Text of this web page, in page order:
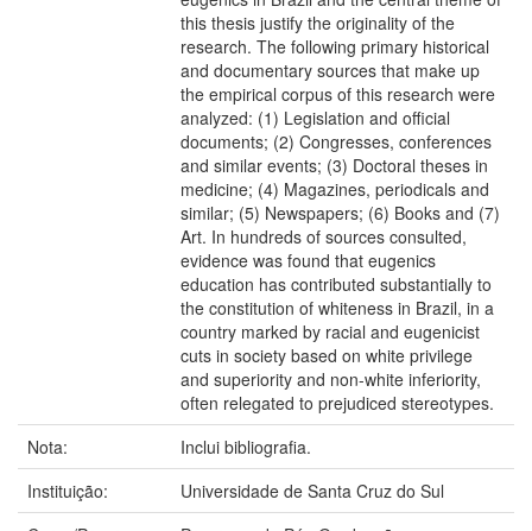
this thesis justify the originality of the
research. The following primary historical
and documentary sources that make up
the empirical corpus of this research were
analyzed: (1) Legislation and official
documents; (2) Congresses, conferences
and similar events; (3) Doctoral theses in
medicine; (4) Magazines, periodicals and
similar; (5) Newspapers; (6) Books and (7)
Art. In hundreds of sources consulted,
evidence was found that eugenics
education has contributed substantially to
the constitution of whiteness in Brazil, in a
country marked by racial and eugenicist
cuts in society based on white privilege
and superiority and non-white inferiority,
often relegated to prejudiced stereotypes.
Nota:
Inclui bibliografia.
Instituição:
Universidade de Santa Cruz do Sul